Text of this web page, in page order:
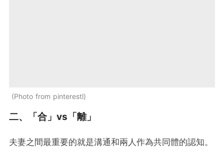
Photo from pinterestl
二、「合」vs「離」
夫妻之間最重要的就是溝通和兩人作為共同體的認知。